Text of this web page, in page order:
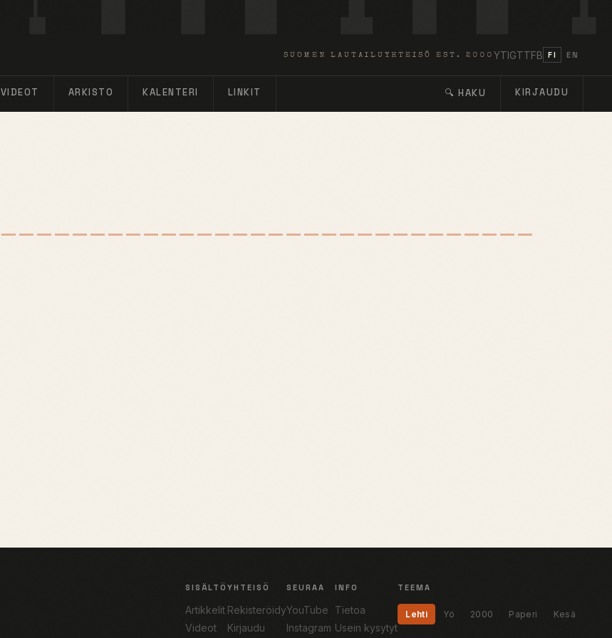
SUOMEN LAUTAILUYHTEISÖ EST. 2000 YTIGTTFB FI EN
VIDEOT ARKISTO KALENTERI LINKIT 🔍 HAKU KIRJAUDU
SISÄLTÖ
Artikkelit
Videot
YHTEISÖ
Rekisteröidy
Kirjaudu
SEURAA
YouTube
Instagram
INFO
Tietoa
Usein kysytyt
TEEMA
Lehti Yö 2000 Paperi Kesä